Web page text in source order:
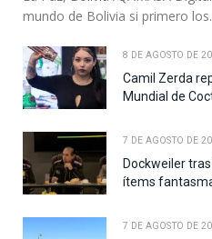
mundo de Bolivia si primero
8 DE AGOSTO DE
Camil Zerda
Mundial de
7 DE AGOSTO DE
Dockweiler
ítems
7 DE AGOSTO DE